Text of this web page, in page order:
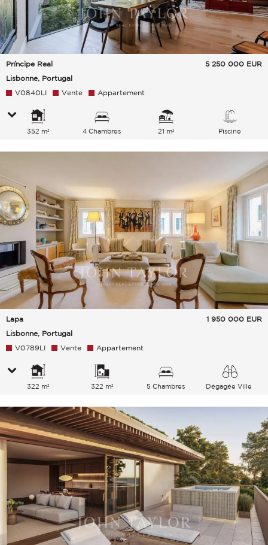
Príncipe Real
Lisbonne, Portugal
5 250 000 EUR
V0840LI Vente Appartement
352 m² 4 Chambres 21 m² Piscine
Lapa
Lisbonne, Portugal
1 950 000 EUR
V0789LI Vente Appartement
322 m² 322 m² 5 Chambres Dégagée Ville